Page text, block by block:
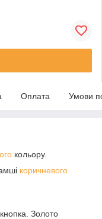
Оплата Умови
кольору.
коричневого
Золото